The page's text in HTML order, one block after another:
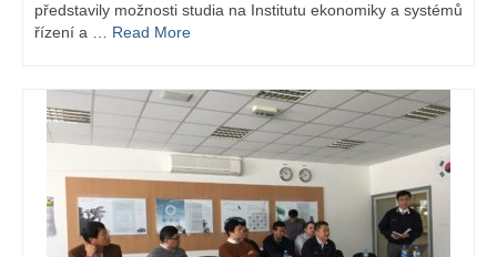
představily možnosti studia na Institutu ekonomiky a systémů
řízení a … Read More